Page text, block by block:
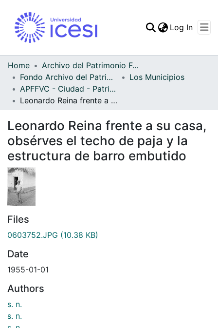
Statistics
Log In
Home
Archivo del Patrimonio Fotográfico y Fílmico del Valle del Cauca
Fondo Archivo del Patrimonio Fotográfico y Fílmico del Valle del Cauca
Los Municipios
APFFVC - Ciudad - Patrimonial
Leonardo Reina frente a su casa, obsérves el techo de paja y la estructura de barro embutido
Leonardo Reina frente a su casa,
obsérves el techo de paja y la
estructura de barro embutido
Files
0603752.JPG (10.38 KB)
Date
1955-01-01
Authors
s. n.
s. n.